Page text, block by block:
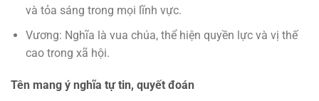
và tỏa sáng trong mọi lĩnh vực.
Vương: Nghĩa là vua chúa, thể hiện quyền lực và vị thế
cao trong xã hội.
Tên mang ý nghĩa tự tin, quyết đoán